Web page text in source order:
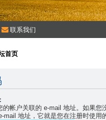
联系我们
首页
的帐户关联的 e-mail 地址。如果您
mail 地址，它就是您在注册时使用